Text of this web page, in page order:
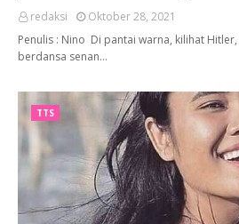
redaksi
Oktober 28, 2021
Penulis : Nino Di pantai warna, kilihat
berdansa senan…
TTS